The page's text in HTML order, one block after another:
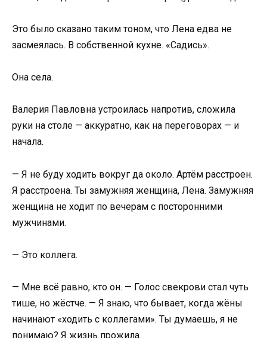
Это было сказано таким тоном, что Лена едва не
засмеялась. В собственной кухне. «Садись».
Она села.
Валерия Павловна устроилась напротив, сложила
руки на столе — аккуратно, как на переговорах — и
начала.
— Я не буду ходить вокруг да около. Артём расстроен.
Я расстроена. Ты замужняя женщина, Лена. Замужняя
женщина не ходит по вечерам с посторонними
мужчинами.
— Это коллега.
— Мне всё равно, кто он. — Голос свекрови стал чуть
тише, но жёстче. — Я знаю, что бывает, когда жёны
начинают «ходить с коллегами». Ты думаешь, я не
понимаю? Я жизнь прожила.